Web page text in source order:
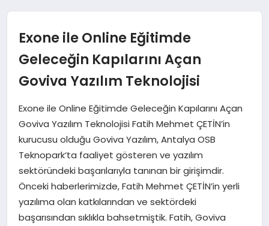
MAGAZIN
SAĞLIK
SIYASET
SPOR
TEKNOLOJI
Exone ile Online Eğitimde
Geleceğin Kapılarını Açan
Goviva Yazılım Teknolojisi
Exone ile Online Eğitimde Geleceğin Kapılarını Açan
Goviva Yazılım Teknolojisi Fatih Mehmet ÇETİN’in
kurucusu olduğu Goviva Yazılım, Antalya OSB
Teknopark‘ta faaliyet gösteren ve yazılım
sektöründeki başarılarıyla tanınan bir girişimdir.
Önceki haberlerimizde, Fatih Mehmet ÇETİN’in yerli
yazılıma olan katkılarından ve sektördeki
başarısından sıklıkla bahsetmiştik. Fatih, Goviva